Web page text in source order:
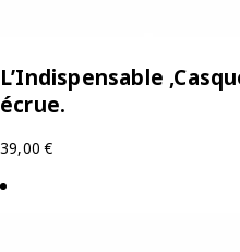
L’Indispensable
écrue.
39,00€